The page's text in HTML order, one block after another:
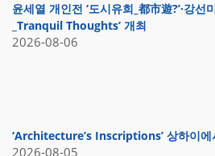
윤세열 개인전 ‘도시유희_都市遊?’·강선
_Tranquil Thoughts’ 개최
2026-08-06
‘Architecture’s Inscriptions’ 상하이에
2026-08-05